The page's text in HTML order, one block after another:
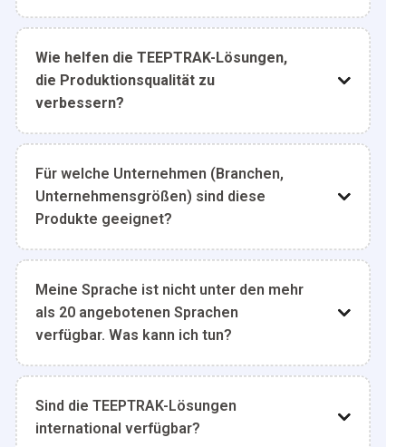
Wie helfen die TEEPTRAK-Lösungen,
die Produktionsqualität zu
verbessern?
Für welche Unternehmen (Branchen,
Unternehmensgrößen) sind diese
Produkte geeignet?
Meine Sprache ist nicht unter den mehr
als 20 angebotenen Sprachen
verfügbar. Was kann ich tun?
Sind die TEEPTRAK-Lösungen
international verfügbar?